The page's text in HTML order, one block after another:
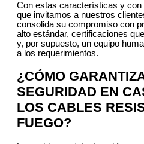
Con estas características y con
que invitamos a nuestros
consolida su compromiso con
alto estándar, certificaciones
y, por supuesto, un equipo
a los requerimientos.
¿CÓMO
SEGURIDAD EN
LOS CABLES
FUEGO?